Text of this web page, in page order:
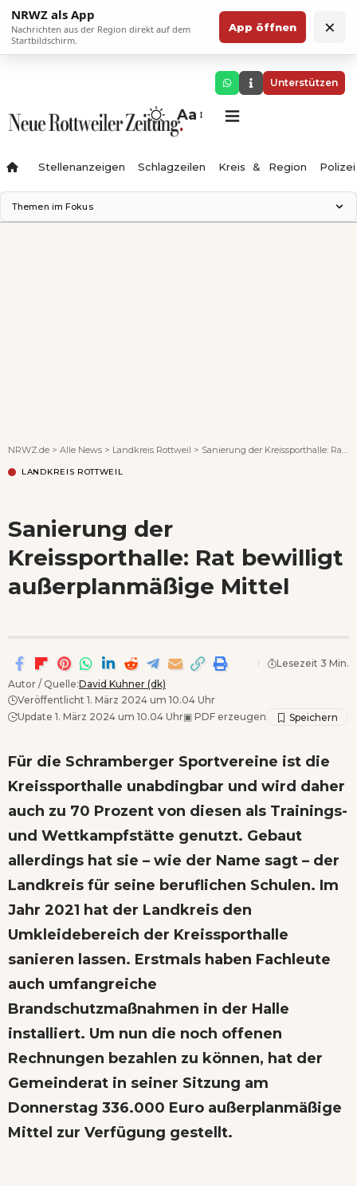
NRWZ als App
Nachrichten aus der Region direkt auf dem
Startbildschirm.
App öffnen ×
Unterstützen
Aa
Stellenanzeigen Schlagzeilen Kreis & Region Polizei
Themen im Fokus
NRWZ.de > Alle News > Landkreis Rottweil > Sanierung der Kreissporthalle: Rat bewilligt außerplanmäßige Mittel
LANDKREIS ROTTWEIL
Sanierung der
Kreissporthalle: Rat bewilligt
außerplanmäßige Mittel
Autor / Quelle:David Kuhner (dk)
Veröffentlicht 1. März 2024 um 10.04 Uhr
Update 1. März 2024 um 10.04 Uhr▣ PDF erzeugen
Lesezeit 3 Min.
Für die Schramberger Sportvereine ist die
Kreissporthalle unabdingbar und wird daher
auch zu 70 Prozent von diesen als Trainings-
und Wettkampfstätte genutzt. Gebaut
allerdings hat sie – wie der Name sagt – der
Landkreis für seine beruflichen Schulen. Im
Jahr 2021 hat der Landkreis den
Umkleidebereich der Kreissporthalle
sanieren lassen. Erstmals haben Fachleute
auch umfangreiche
Brandschutzmaßnahmen in der Halle
installiert. Um nun die noch offenen
Rechnungen bezahlen zu können, hat der
Gemeinderat in seiner Sitzung am
Donnerstag 336.000 Euro außerplanmäßige
Mittel zur Verfügung gestellt.